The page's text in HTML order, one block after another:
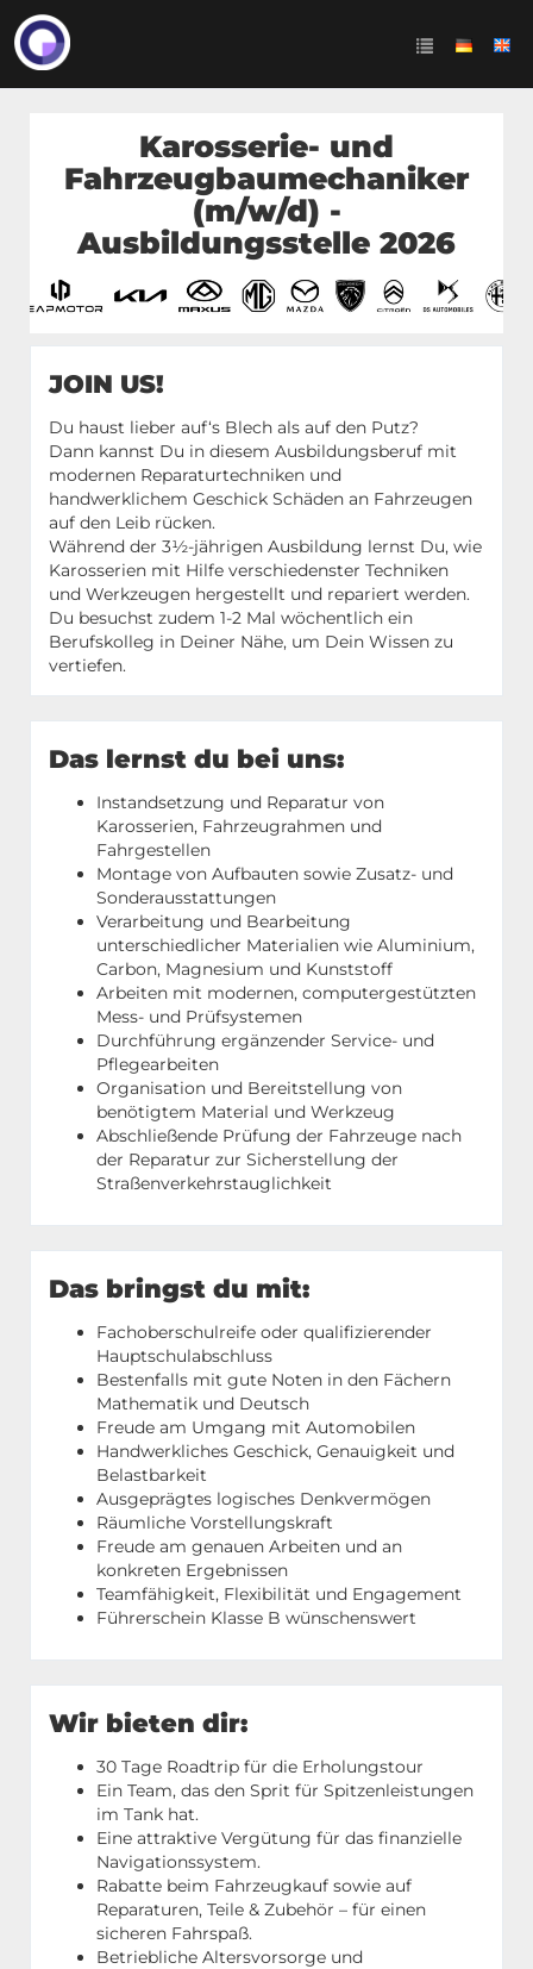
Karosserie- und
Fahrzeugbaumechaniker
(m/w/d) -
Ausbildungsstelle 2026
JOIN US!
Du haust lieber auf‘s Blech als auf den Putz?
Dann kannst Du in diesem Ausbildungsberuf mit
modernen Reparaturtechniken und
handwerklichem Geschick Schäden an Fahrzeugen
auf den Leib rücken.
Während der 3½-jährigen Ausbildung lernst Du, wie
Karosserien mit Hilfe verschiedenster Techniken
und Werkzeugen hergestellt und repariert werden.
Du besuchst zudem 1-2 Mal wöchentlich ein
Berufskolleg in Deiner Nähe, um Dein Wissen zu
vertiefen.
Das lernst du bei uns:
Instandsetzung und Reparatur von
Karosserien, Fahrzeugrahmen und
Fahrgestellen
Montage von Aufbauten sowie Zusatz- und
Sonderausstattungen
Verarbeitung und Bearbeitung
unterschiedlicher Materialien wie Aluminium,
Carbon, Magnesium und Kunststoff
Arbeiten mit modernen, computergestützten
Mess- und Prüfsystemen
Durchführung ergänzender Service- und
Pflegearbeiten
Organisation und Bereitstellung von
benötigtem Material und Werkzeug
Abschließende Prüfung der Fahrzeuge nach
der Reparatur zur Sicherstellung der
Straßenverkehrstauglichkeit
Das bringst du mit:
Fachoberschulreife oder qualifizierender
Hauptschulabschluss
Bestenfalls mit gute Noten in den Fächern
Mathematik und Deutsch
Freude am Umgang mit Automobilen
Handwerkliches Geschick, Genauigkeit und
Belastbarkeit
Ausgeprägtes logisches Denkvermögen
Räumliche Vorstellungskraft
Freude am genauen Arbeiten und an
konkreten Ergebnissen
Teamfähigkeit, Flexibilität und Engagement
Führerschein Klasse B wünschenswert
Wir bieten dir:
30 Tage Roadtrip für die Erholungstour
Ein Team, das den Sprit für Spitzenleistungen
im Tank hat.
Eine attraktive Vergütung für das finanzielle
Navigationssystem.
Rabatte beim Fahrzeugkauf sowie auf
Reparaturen, Teile & Zubehör – für einen
sicheren Fahrspaß.
Betriebliche Altersvorsorge und